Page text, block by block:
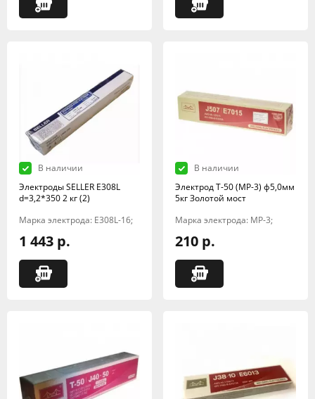
В наличии
Электроды SELLER E308L
d=3,2*350 2 кг (2)
Марка электрода: E308L-16;
1 443 р.
В наличии
Электрод Т-50 (МР-3) ф5,0мм
5кг Золотой мост
Марка электрода: МР-3;
210 р.